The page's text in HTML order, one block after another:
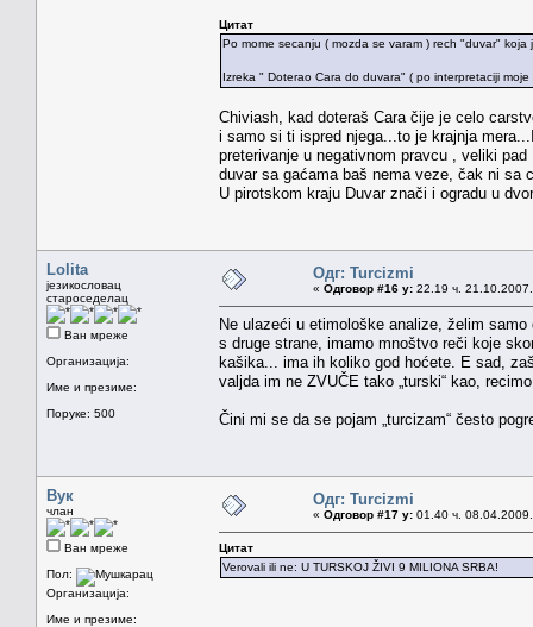
Цитат
Po mome secanju ( mozda se varam ) rech "duvar"
Izreka " Doterao Cara do duvara" ( po interpretaciji
Chiviash, kad doteraš Cara čije je celo
i samo si ti ispred njega...to je krajnja
preterivanje u negativnom pravcu , veliki
duvar sa gaćama baš nema veze, čak ni sa
U pirotskom kraju Duvar znači i ogradu u
Lolita
језикословац
староседелац
Ван мреже
Организација:
Име и презиме:
Поруке: 500
Одг: Turcizmi
« Одговор #16 у: 22.19 ч.
Ne ulazeći u etimološke analize, želim
s druge strane, imamo mnoštvo reči koje
kašika... ima ih koliko god hoćete. E sad,
valjda im ne ZVUČE tako „turski“ kao,
Čini mi se da se pojam „turcizam“ često
Вук
члан
Ван мреже
Пол:
Организација:
Име и презиме:
Одг: Turcizmi
« Одговор #17 у: 01.40 ч.
Цитат
Verovali ili ne: U TURSKOJ ŽIVI 9 MILIONA SRBA!